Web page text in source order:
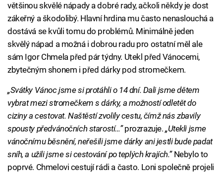
většinou skvělé nápady a dobré rady, ačkoli někdy je dost
zákeřný a škodolibý. Hlavní hrdina mu často nenaslouchá a
dostává se kvůli tomu do problémů. Minimálně jeden
skvělý nápad a možná i dobrou radu pro ostatní měl ale
sám Igor Chmela před pár týdny. Utekl před Vánocemi,
zbytečným shonem i před dárky pod stromečkem.
„Svátky Vánoc jsme si protáhli o 14 dní. Dali jsme dětem
vybrat mezi stromečkem s dárky, a možností odletět do
ciziny a cestovat. Naštěstí zvolily cestu, čímž nás zbavily
spousty předvánočních starostí…”prozrazuje.„Utekli jsme
vánočnímu běsnění, neřešili jsme dárky ani jestli bude padat
sníh, a užili jsme si cestování po teplých krajích.”Nebylo to
poprvé. Chmelovi cestují rádi a často. Loni společně projeli